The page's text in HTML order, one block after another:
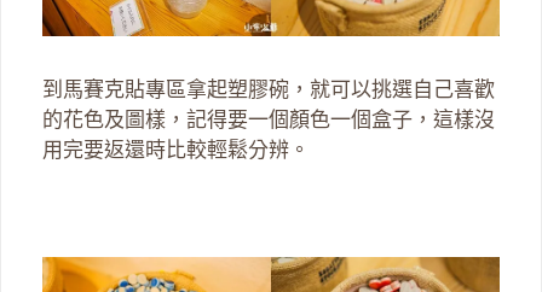
到馬賽克貼專區拿起塑膠碗，就可以挑選自己喜歡
的花色及圖樣，記得要一個顏色一個盒子，這樣沒
用完要返還時比較輕鬆分辨。